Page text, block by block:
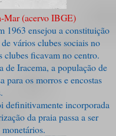
Mar (acervo IBGE)
1963 ensejou a constituição
vários clubes sociais no
clubes ficavam no centro.
de Iracema, a população de
para os morros e encostas
definitivamente incorporada
da praia passa a ser